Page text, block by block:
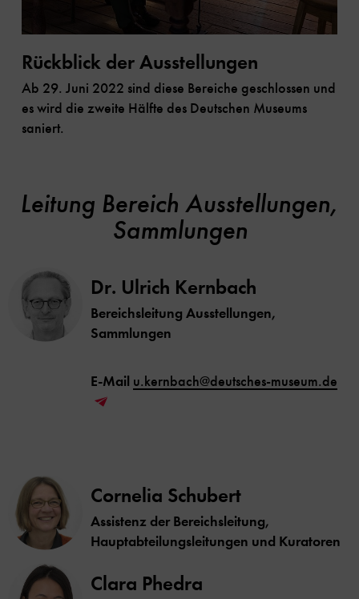
Rückblick der Ausstellungen
Ab 29. Juni 2022 sind diese Bereiche geschlossen und
es wird die zweite Hälfte des Deutschen Museums
saniert.
Leitung Bereich Ausstellungen,
Sammlungen
Dr. Ulrich Kernbach
Bereichsleitung Ausstellungen,
Sammlungen
E-Mail u.kernbach@deutsches-museum.de
Cornelia Schubert
Assistenz der Bereichsleitung,
Hauptabteilungsleitungen und Kuratoren
Clara Phedra